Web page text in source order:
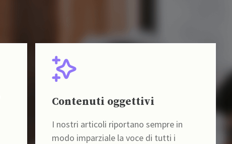
Contenuti oggettivi
I nostri articoli riportano sempre in
modo imparziale la voce di tutti i